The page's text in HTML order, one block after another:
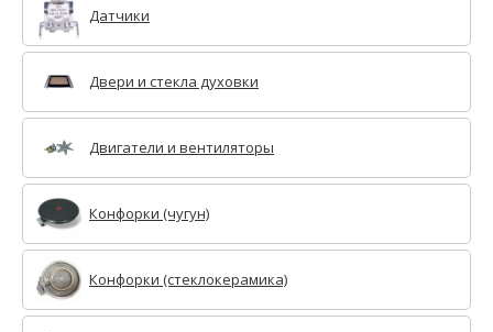
Датчики
Двери и стекла духовки
Двигатели и вентиляторы
Конфорки (чугун)
Конфорки (стеклокерамика)